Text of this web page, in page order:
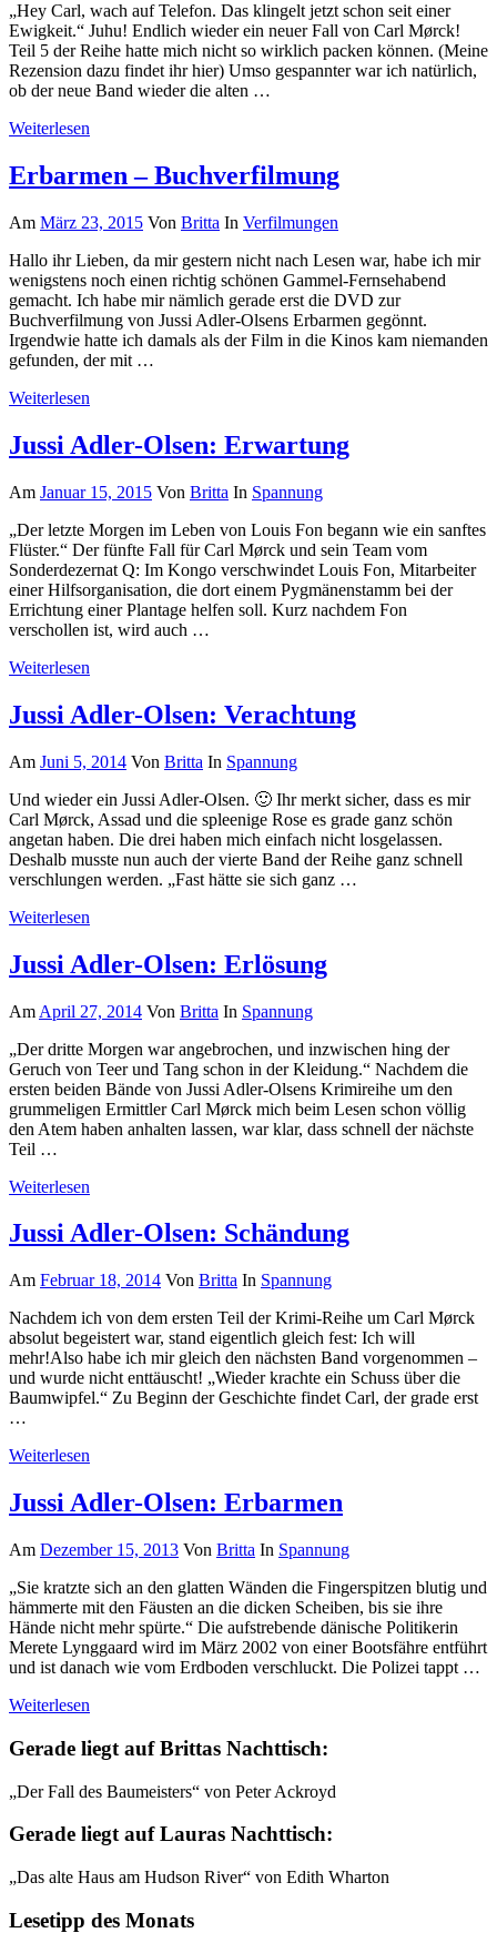
„Hey Carl, wach auf Telefon. Das klingelt jetzt schon seit einer
Ewigkeit.“ Juhu! Endlich wieder ein neuer Fall von Carl Mørck!
Teil 5 der Reihe hatte mich nicht so wirklich packen können. (Meine
Rezension dazu findet ihr hier) Umso gespannter war ich natürlich,
ob der neue Band wieder die alten …
Weiterlesen
Erbarmen – Buchverfilmung
Am März 23, 2015 Von Britta In Verfilmungen
Hallo ihr Lieben, da mir gestern nicht nach Lesen war, habe ich mir
wenigstens noch einen richtig schönen Gammel-Fernsehabend
gemacht. Ich habe mir nämlich gerade erst die DVD zur
Buchverfilmung von Jussi Adler-Olsens Erbarmen gegönnt.
Irgendwie hatte ich damals als der Film in die Kinos kam niemanden
gefunden, der mit …
Weiterlesen
Jussi Adler-Olsen: Erwartung
Am Januar 15, 2015 Von Britta In Spannung
„Der letzte Morgen im Leben von Louis Fon begann wie ein sanftes
Flüster.“ Der fünfte Fall für Carl Mørck und sein Team vom
Sonderdezernat Q: Im Kongo verschwindet Louis Fon, Mitarbeiter
einer Hilfsorganisation, die dort einem Pygmänenstamm bei der
Errichtung einer Plantage helfen soll. Kurz nachdem Fon
verschollen ist, wird auch …
Weiterlesen
Jussi Adler-Olsen: Verachtung
Am Juni 5, 2014 Von Britta In Spannung
Und wieder ein Jussi Adler-Olsen. 🙂 Ihr merkt sicher, dass es mir
Carl Mørck, Assad und die spleenige Rose es grade ganz schön
angetan haben. Die drei haben mich einfach nicht losgelassen.
Deshalb musste nun auch der vierte Band der Reihe ganz schnell
verschlungen werden. „Fast hätte sie sich ganz …
Weiterlesen
Jussi Adler-Olsen: Erlösung
Am April 27, 2014 Von Britta In Spannung
„Der dritte Morgen war angebrochen, und inzwischen hing der
Geruch von Teer und Tang schon in der Kleidung.“ Nachdem die
ersten beiden Bände von Jussi Adler-Olsens Krimireihe um den
grummeligen Ermittler Carl Mørck mich beim Lesen schon völlig
den Atem haben anhalten lassen, war klar, dass schnell der nächste
Teil …
Weiterlesen
Jussi Adler-Olsen: Schändung
Am Februar 18, 2014 Von Britta In Spannung
Nachdem ich von dem ersten Teil der Krimi-Reihe um Carl Mørck
absolut begeistert war, stand eigentlich gleich fest: Ich will
mehr!Also habe ich mir gleich den nächsten Band vorgenommen –
und wurde nicht enttäuscht! „Wieder krachte ein Schuss über die
Baumwipfel.“ Zu Beginn der Geschichte findet Carl, der grade erst
…
Weiterlesen
Jussi Adler-Olsen: Erbarmen
Am Dezember 15, 2013 Von Britta In Spannung
„Sie kratzte sich an den glatten Wänden die Fingerspitzen blutig und
hämmerte mit den Fäusten an die dicken Scheiben, bis sie ihre
Hände nicht mehr spürte.“ Die aufstrebende dänische Politikerin
Merete Lynggaard wird im März 2002 von einer Bootsfähre entführt
und ist danach wie vom Erdboden verschluckt. Die Polizei tappt …
Weiterlesen
Gerade liegt auf Brittas Nachttisch:
„Der Fall des Baumeisters“ von Peter Ackroyd
Gerade liegt auf Lauras Nachttisch:
„Das alte Haus am Hudson River“ von Edith Wharton
Lesetipp des Monats